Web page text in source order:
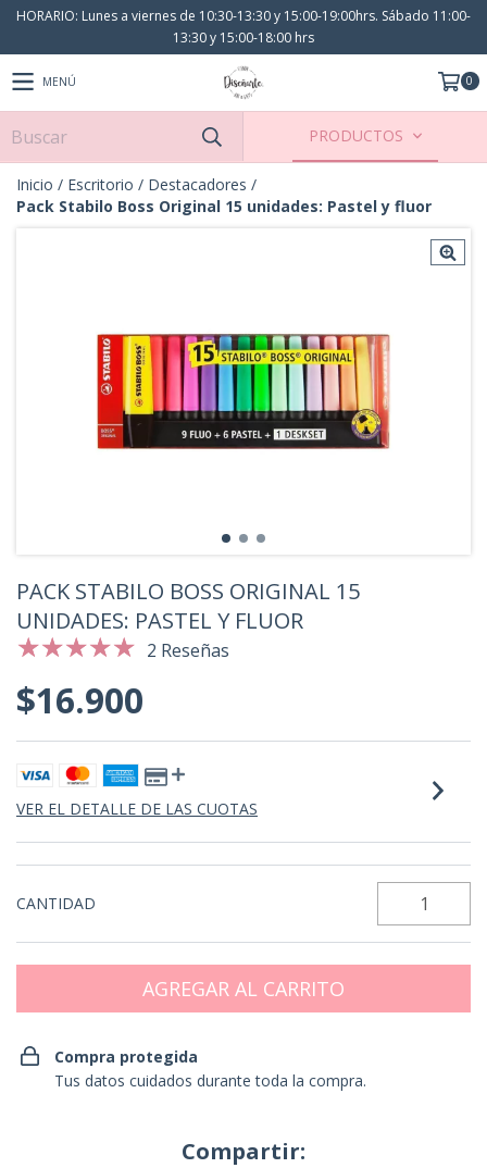
HORARIO: Lunes a viernes de 10:30-13:30 y 15:00-19:00hrs. Sábado 11:00-
13:30 y 15:00-18:00 hrs
MENÚ 0
PRODUCTOS
Inicio / Escritorio / Destacadores /
Pack Stabilo Boss Original 15 unidades: Pastel y fluor
PACK STABILO BOSS ORIGINAL 15
UNIDADES: PASTEL Y FLUOR
2 Reseñas
$16.900
VER EL DETALLE DE LAS CUOTAS
CANTIDAD
Compra protegida
Tus datos cuidados durante toda la compra.
Compartir: